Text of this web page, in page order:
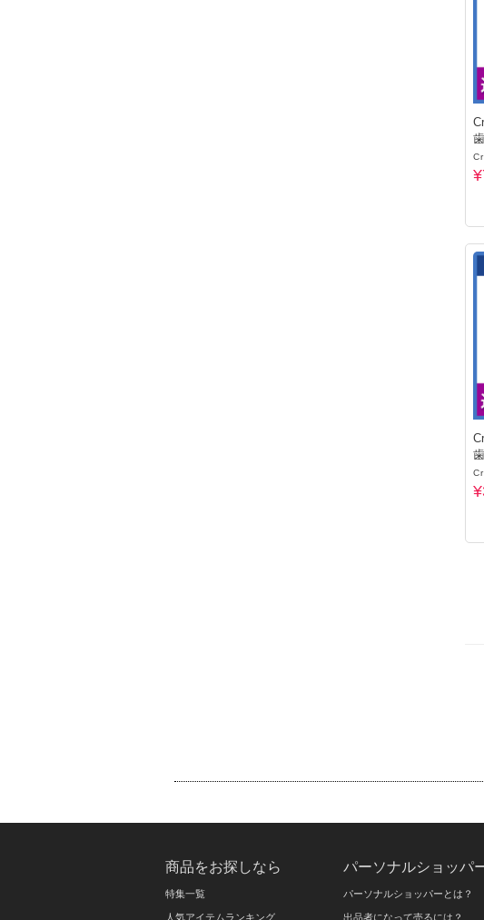
商品をお探しなら
特集一覧
人気アイテムランキング
パーソナルショッパ
パーソナルショッパーとは？
出品者になって売るには？